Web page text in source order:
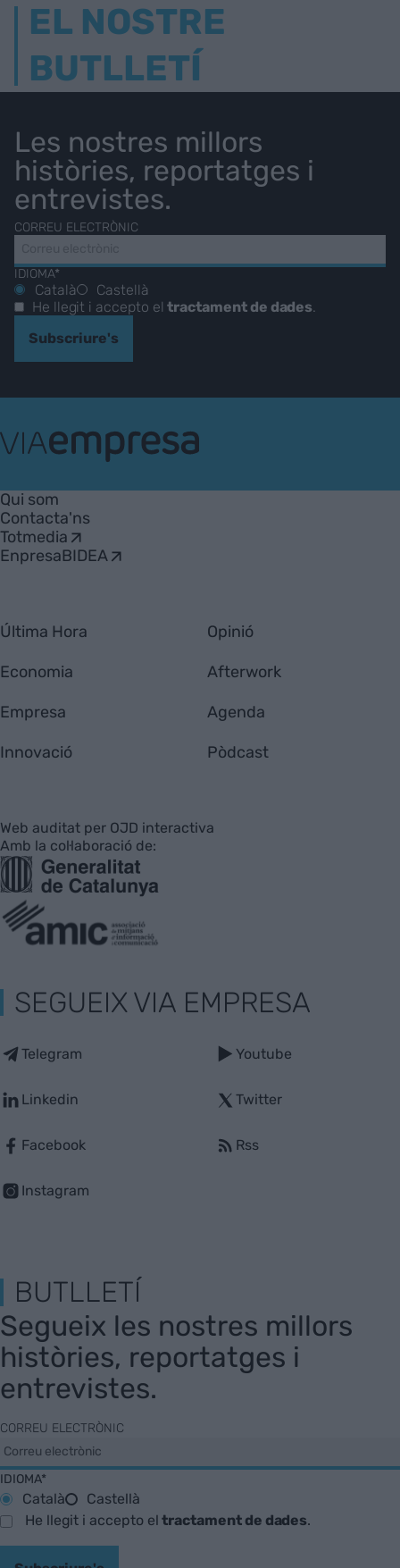
EL NOSTRE
BUTLLETÍ
Les nostres millors
històries, reportatges i
entrevistes.
CORREU ELECTRÒNIC
IDIOMA*
Català
Castellà
He llegit i accepto eltractament de dades.
Subscriure's
Empresa
Qui som
Contacta'ns
Totmedia
EnpresaBIDEA
Última Hora
Economia
Empresa
Innovació
Opinió
Afterwork
Agenda
Pòdcast
Web auditat per OJD interactiva
Amb la col·laboració de:
SEGUEIX VIA EMPRESA
Telegram
Linkedin
Facebook
Instagram
Youtube
Twitter
Rss
BUTLLETÍ
Segueix les nostres millors
històries, reportatges i
entrevistes.
CORREU ELECTRÒNIC
IDIOMA*
Català
Castellà
He llegit i accepto eltractament de dades.